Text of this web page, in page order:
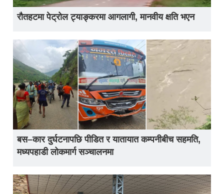
रौतहटमा पेट्रोल ट्याङ्करमा आगलागी, मानवीय क्षति भएन
बस–कार दुर्घटनापछि पीडित र यातायात कम्पनीबीच सहमति,
मध्यपहाडी लोकमार्ग सञ्चालनमा